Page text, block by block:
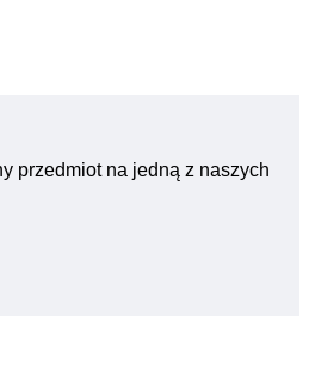
przedmiot na jedną z naszych